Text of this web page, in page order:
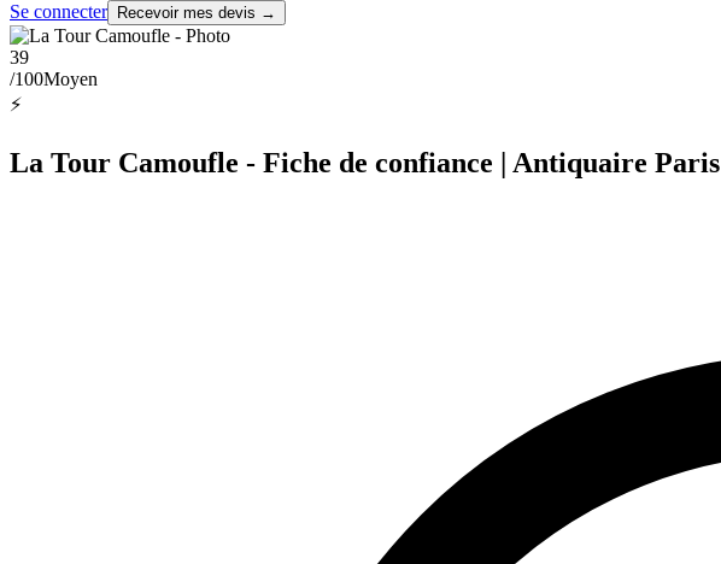
Se connecter
Recevoir mes devis →
39
/100Moyen
⚡
La Tour Camoufle - Fiche de confiance | Antiquaire Paris